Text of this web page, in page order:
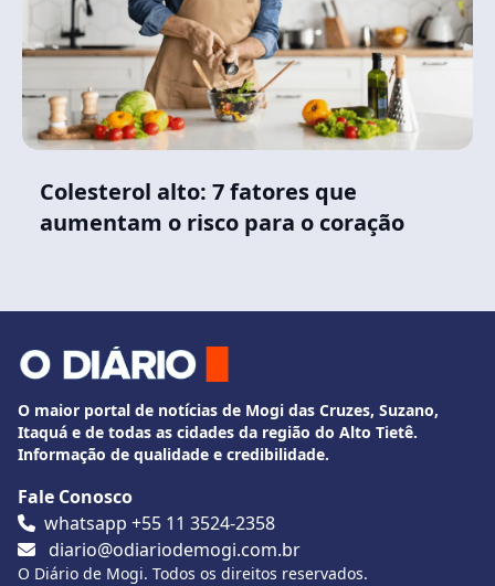
Colesterol alto: 7 fatores que
aumentam o risco para o coração
O maior portal de notícias de Mogi das Cruzes, Suzano,
Itaquá e de todas as cidades da região do Alto Tietê.
Informação de qualidade e credibilidade.
Fale Conosco
whatsapp +55 11 3524-2358
diario@odiariodemogi.com.br
O Diário de Mogi. Todos os direitos reservados.